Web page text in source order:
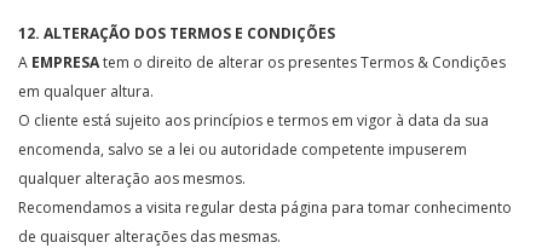
12. ALTERAÇÃO DOS TERMOS E CONDIÇÕES
A EMPRESAtem o direito de alterar os presentes Termos & Condições
em qualquer altura.
O cliente está sujeito aos princípios e termos em vigor à data da sua
encomenda, salvo se a lei ou autoridade competente impuserem
qualquer alteração aos mesmos.
Recomendamos a visita regular desta página para tomar conhecimento
de quaisquer alterações das mesmas.